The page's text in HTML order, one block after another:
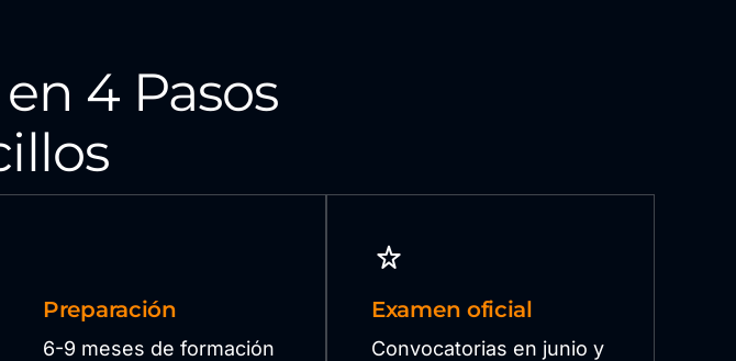
4 Pasos
Preparación
6-9 meses de formación
Examen oficial
Convocatorias en junio y